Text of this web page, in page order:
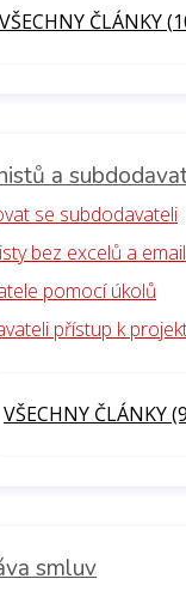
VŠECHNY ČLÁNKY
a
se subdodavateli
bez excelů a
pomocí úkolů
přístup k
VŠECHNY ČLÁNKY
smluv